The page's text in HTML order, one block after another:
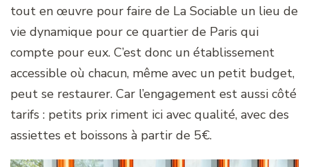
tout en œuvre pour faire de La Sociable un lieu de
vie dynamique pour ce quartier de Paris qui
compte pour eux. C’est donc un établissement
accessible où chacun, même avec un petit budget,
peut se restaurer. Car l’engagement est aussi côté
tarifs : petits prix riment ici avec qualité, avec des
assiettes et boissons à partir de 5€.